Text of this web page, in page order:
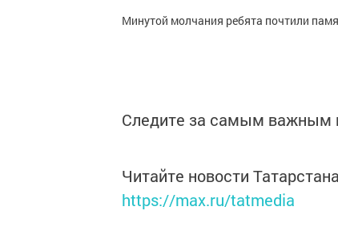
Минутой молчания ребята почтили
Следите за самым важным
Читайте новости
https://max.ru/tatmedia